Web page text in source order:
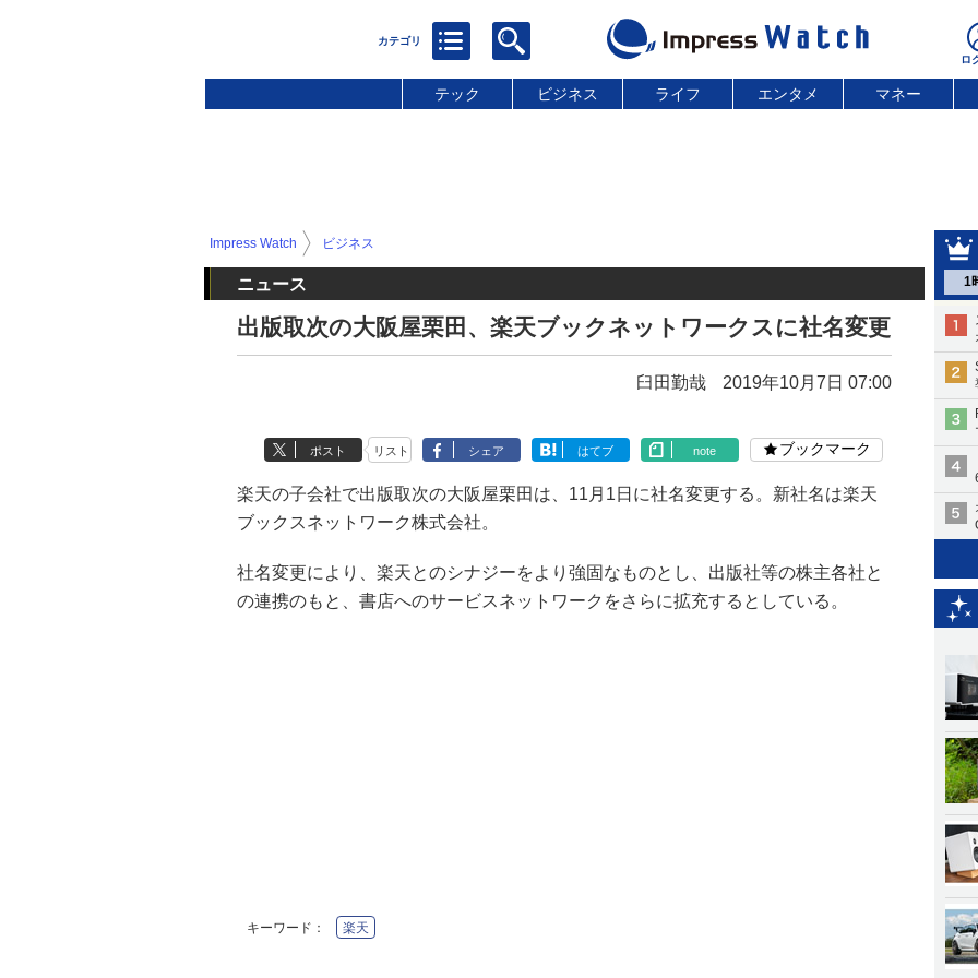
テック ビジネス ライフ エンタメ マネー
1
Impress Watch ビジネス
ニュース
出版取次の大阪屋栗田、楽天ブックネットワークスに社名変更
臼田勤哉 2019年10月7日 07:00
ポスト リスト シェア はてブ note ブックマーク
楽天の子会社で出版取次の大阪屋栗田は、11月1日に社名変更する。新社名は楽天
ブックスネットワーク株式会社。
社名変更により、楽天とのシナジーをより強固なものとし、出版社等の株主各社と
の連携のもと、書店へのサービスネットワークをさらに拡充するとしている。
キーワード： 楽天